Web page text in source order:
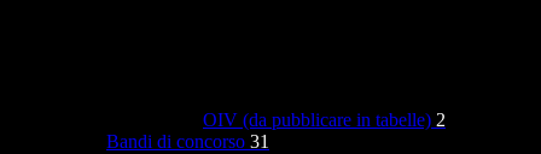
OIV (da pubblicare in tabelle) 2
Bandi di concorso 31